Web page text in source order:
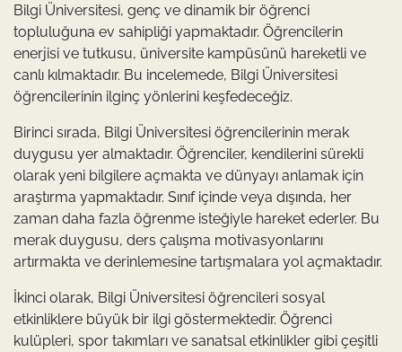
Bilgi Üniversitesi, genç ve dinamik bir öğrenci
topluluğuna ev sahipliği yapmaktadır. Öğrencilerin
enerjisi ve tutkusu, üniversite kampüsünü hareketli ve
canlı kılmaktadır. Bu incelemede, Bilgi Üniversitesi
öğrencilerinin ilginç yönlerini keşfedeceğiz.
Birinci sırada, Bilgi Üniversitesi öğrencilerinin merak
duygusu yer almaktadır. Öğrenciler, kendilerini sürekli
olarak yeni bilgilere açmakta ve dünyayı anlamak için
araştırma yapmaktadır. Sınıf içinde veya dışında, her
zaman daha fazla öğrenme isteğiyle hareket ederler. Bu
merak duygusu, ders çalışma motivasyonlarını
artırmakta ve derinlemesine tartışmalara yol açmaktadır.
İkinci olarak, Bilgi Üniversitesi öğrencileri sosyal
etkinliklere büyük bir ilgi göstermektedir. Öğrenci
kulüpleri, spor takımları ve sanatsal etkinlikler gibi çeşitli